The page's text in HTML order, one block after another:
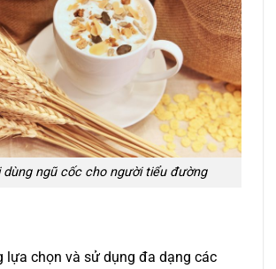
dùng ngũ cốc cho người tiểu đường
lựa chọn và sử dụng đa dạng các